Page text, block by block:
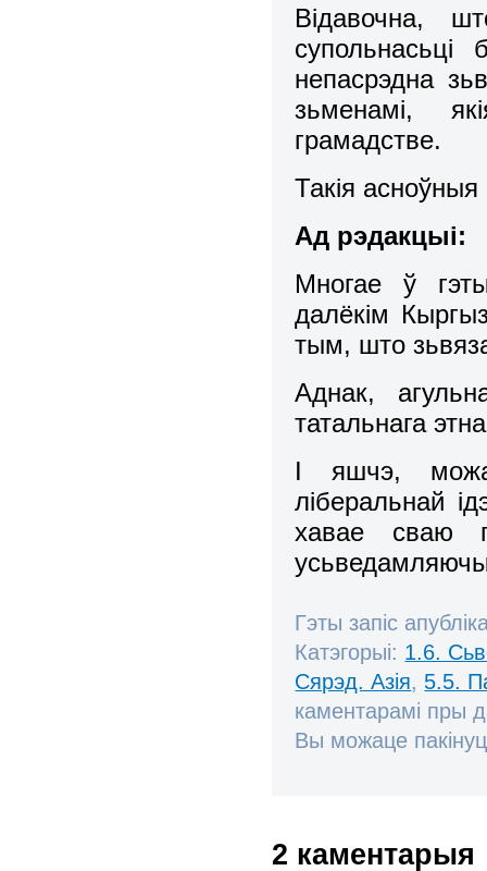
Відавочна,
супольнасьці
непасрэдна
зьменамі,
грамадстве.
Такія
Ад рэдакцыі:
Многае ў
далёкім
тым, што
Аднак,
татальнага
І яшчэ,
ліберальнай
хавае сваю
Гэты запіс
Катэгорыі: 1.6.
Сярэд. Азія, 5.5.
каментарамі пры
Вы можаце
2 каментарыя